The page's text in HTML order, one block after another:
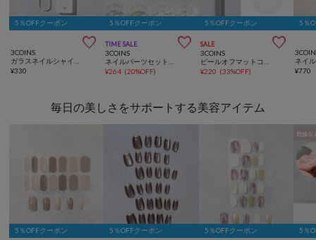
5％OFFクーポン

3COINS
¥330
5％OFFクーポン
TIME SALE 
3COINS
¥264 (20%OFF)
5％OFFクーポン
SALE 
3COINS
¥220 (33%OFF)
5％
¥770
毎日の美しさをサポートする美容アイテム
5％OFFクーポン 5％OFFクーポン 5％OFFクーポン 5％